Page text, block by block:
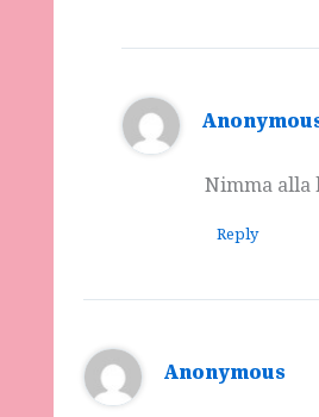
Nimma alla
Reply
Anonymous